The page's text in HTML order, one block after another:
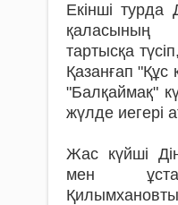
Екінші
қаласының
тартысқа
Қазанғап "Құс
"Балқаймақ"
жүлде иегері
Жас күйші
мен